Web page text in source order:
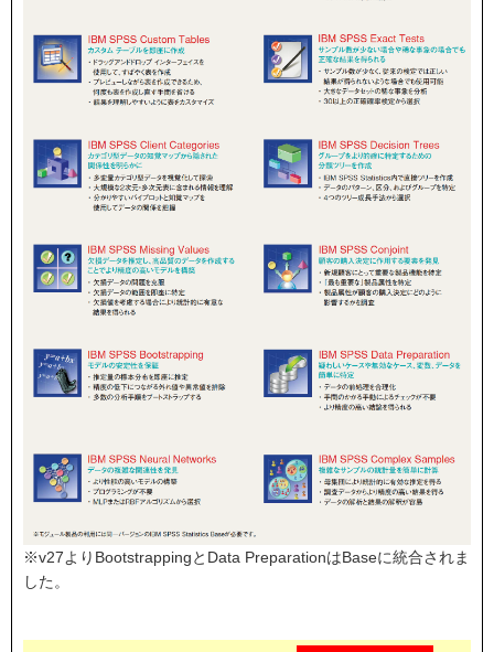
※v27よりBootstrappingとData PreparationはBaseに統合されま
した。